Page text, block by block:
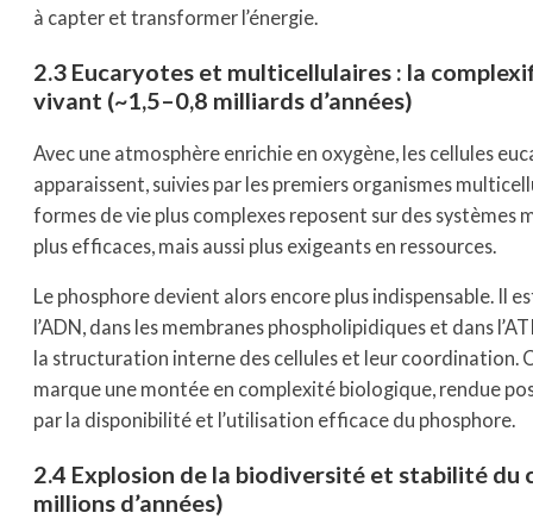
à capter et transformer l’énergie.
2.3 Eucaryotes et multicellulaires : la
vivant (~1,5–0,8 milliards d’années)
Avec une atmosphère enrichie en oxygène, les cellules
apparaissent, suivies par les premiers organismes
formes de vie plus complexes reposent sur des systèmes
plus efficaces, mais aussi plus exigeants en ressources.
Le phosphore devient alors encore plus indispensable. Il
l’ADN, dans les membranes phospholipidiques et dans
la structuration interne des cellules et leur coordination.
marque une montée en complexité biologique, rendue
par la disponibilité et l’utilisation efficace du phosphore.
2.4 Explosion de la biodiversité et stabilité du
millions d’années)